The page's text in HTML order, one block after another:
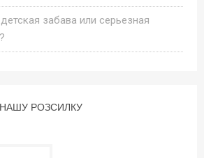
забава или серьезная
РОЗСИЛКУ